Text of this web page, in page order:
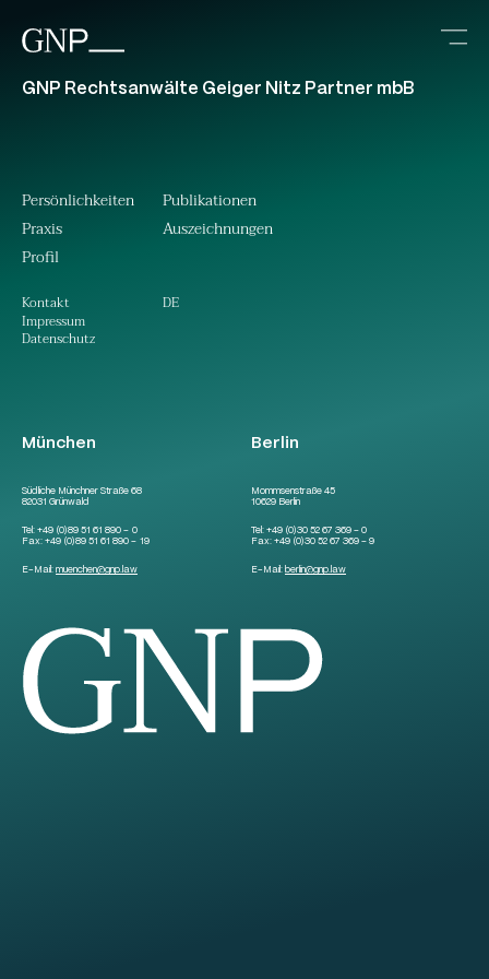
GNP Rechtsanwälte Geiger Nitz Partner mbB
München
Südliche Münchner Straße 68
82031 Grünwald
Tel:+49 (0)89 51 61 890 – 0
Fax:+49 (0)89 51 61 890 – 19
E-Mail:muenchen@gnp.law
Berlin
Mommsenstraße 45
10629 Berlin
Tel: +49 (0)30 52 67 369 – 0
Fax: +49 (0)30 52 67 369 – 9
E-Mail: berlin@gnp.law
Persönlichkeiten
Praxis
Profil
Kontakt
Impressum
Datenschutz
Publikationen
Auszeichnungen
DE